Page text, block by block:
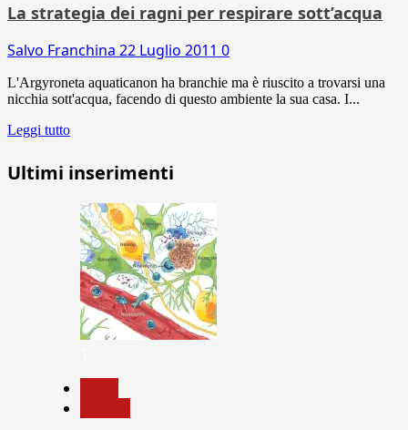
La strategia dei ragni per respirare sott’acqua
Salvo Franchina 22 Luglio 2011 0
L'Argyroneta aquaticanon ha branchie ma è riuscito a trovarsi una
nicchia sott'acqua, facendo di questo ambiente la sua casa. I...
Leggi tutto
Ultimi inserimenti